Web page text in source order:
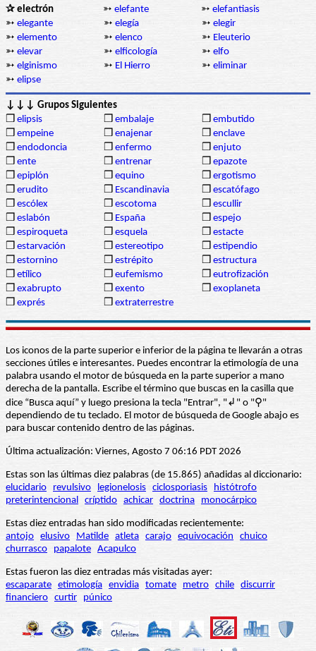
✰ electrón
➳ elefante ➳ elefantiasis
➳ elegante ➳ elegía ➳ elegir
➳ elemento ➳ elenco ➳ Eleuterio
➳ elevar ➳ elficología ➳ elfo
➳ elginismo ➳ El Hierro ➳ eliminar
➳ elipse
↓↓↓ Grupos Siguientes
❒ elipsis ❒ embalaje ❒ embutido
❒ empeine ❒ enajenar ❒ enclave
❒ endodoncia ❒ enfermo ❒ enjuto
❒ ente ❒ entrenar ❒ epazote
❒ epiplón ❒ equino ❒ ergotismo
❒ erudito ❒ Escandinavia ❒ escatófago
❒ escólex ❒ escotoma ❒ escullir
❒ eslabón ❒ España ❒ espejo
❒ espiroqueta ❒ esquela ❒ estacte
❒ estarvación ❒ estereotipo ❒ estipendio
❒ estornino ❒ estrépito ❒ estructura
❒ etílico ❒ eufemismo ❒ eutrofización
❒ exabrupto ❒ exento ❒ exoplaneta
❒ exprés ❒ extraterrestre
Los iconos de la parte superior e inferior de la página te llevarán a otras
secciones útiles e interesantes. Puedes encontrar la etimología de una
palabra usando el motor de búsqueda en la parte superior a mano
derecha de la pantalla. Escribe el término que buscas en la casilla que
dice “Busca aquí” y luego presiona la tecla "Entrar", "↲" o "⚲"
dependiendo de tu teclado. El motor de búsqueda de Google abajo es
para buscar contenido dentro de las páginas.
Última actualización: Viernes, Agosto 7 06:16 PDT 2026
Estas son las últimas diez palabras (de 15.865) añadidas al diccionario:
elucidario
revulsivo legionelosis ciclosporiasis
histótrofo
preterintencional críptido achicar doctrina monocárpico
Estas diez entradas han sido modificadas recientemente:
antojo elusivo Matilde atleta carajo equivocación
chuico
churrasco
papalote Acapulco
Estas fueron las diez entradas más visitadas ayer:
escaparate etimología envidia tomate metro chile discurrir
financiero curtir púnico